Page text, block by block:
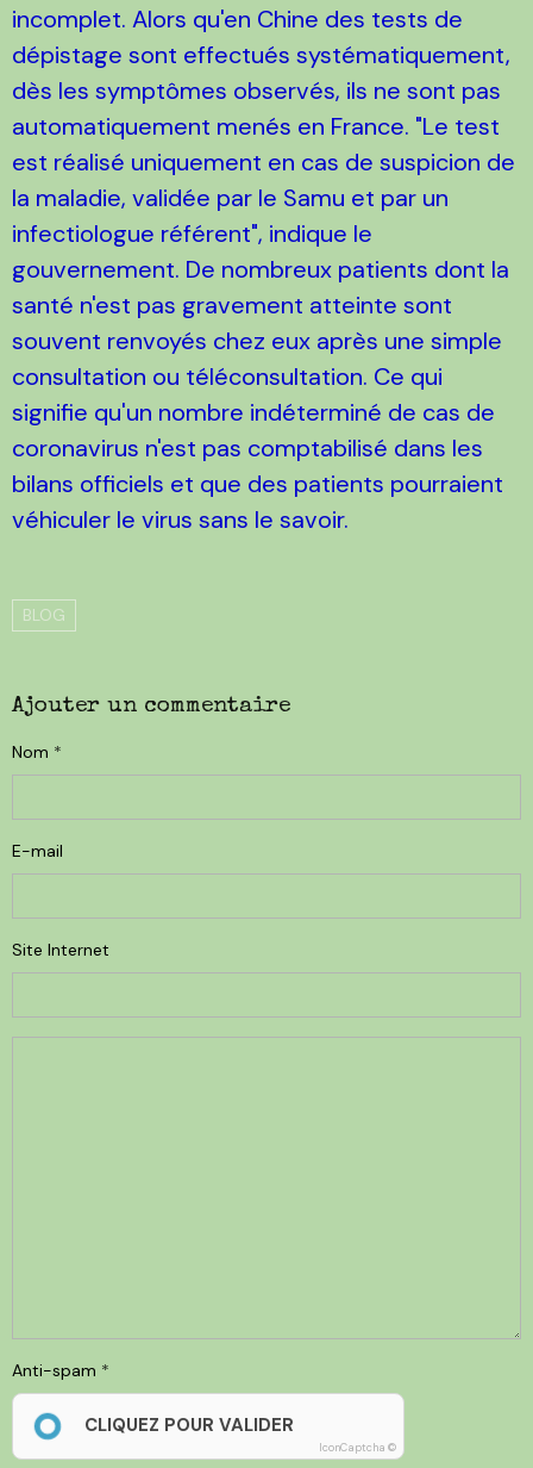
incomplet. Alors qu'en Chine des tests de
dépistage sont effectués systématiquement,
dès les symptômes observés, ils ne sont pas
automatiquement menés en France. "Le test
est réalisé uniquement en cas de suspicion de
la maladie, validée par le Samu et par un
infectiologue référent", indique le
gouvernement. De nombreux patients dont la
santé n'est pas gravement atteinte sont
souvent renvoyés chez eux après une simple
consultation ou téléconsultation. Ce qui
signifie qu'un nombre indéterminé de cas de
coronavirus n'est pas comptabilisé dans les
bilans officiels et que des patients pourraient
véhiculer le virus sans le savoir.
BLOG
Ajouter un commentaire
Nom
E-mail
Site Internet
Anti-spam
CLIQUEZ POUR VALIDER
IconCaptcha ©